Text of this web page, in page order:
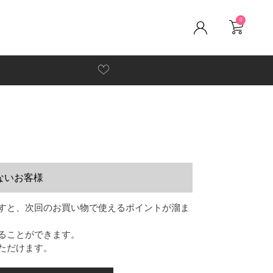
0
いお客様
と、次回のお買い物で使えるポイントが溜ま
ことができます。
だけます。